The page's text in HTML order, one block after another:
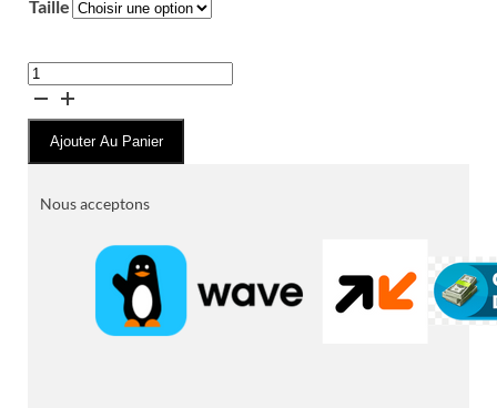
Taille
quantité
de
Jean
LOEWE
Denim
Ajouter Au Panier
Nous acceptons